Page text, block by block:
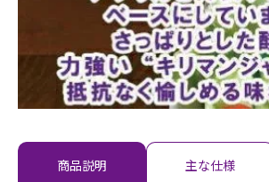
商品説明 主な仕様